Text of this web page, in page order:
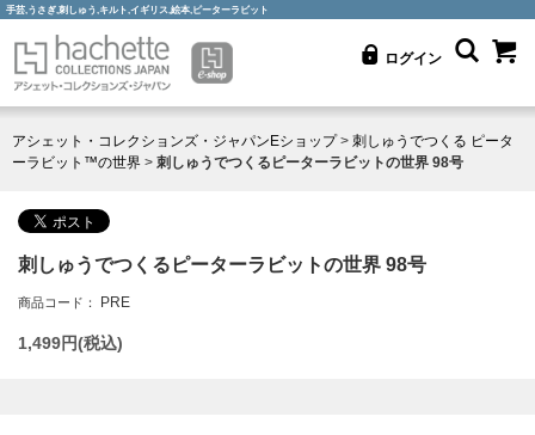
手芸,うさぎ,刺しゅう,キルト,イギリス,絵本,ピーターラビット
ログイン
アシェット・コレクションズ・ジャパンEショップ> 刺しゅうでつくる ピータ
ーラビット™の世界 > 刺しゅうでつくるピーターラビットの世界 98号
刺しゅうでつくるピーターラビットの世界 98号
商品コード： PRE
1,499円(税込)